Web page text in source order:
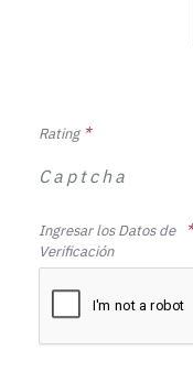
Rating
Captcha
Ingresar los Datos de
Verificación